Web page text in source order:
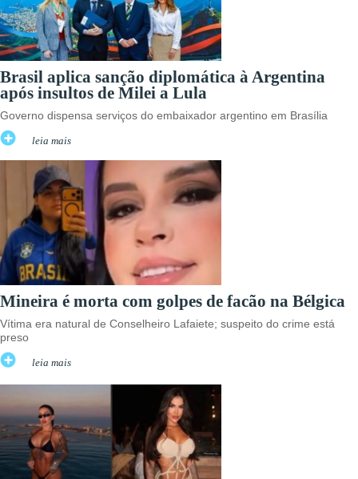
Brasil aplica sanção diplomática à Argentina
após insultos de Milei a Lula
Governo dispensa serviços do embaixador argentino em Brasília
leia mais
Mineira é morta com golpes de facão na Bélgica
Vítima era natural de Conselheiro Lafaiete; suspeito do crime está
preso
leia mais